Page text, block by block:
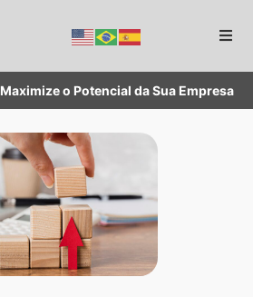
Maximize o Potencial da Sua Empresa